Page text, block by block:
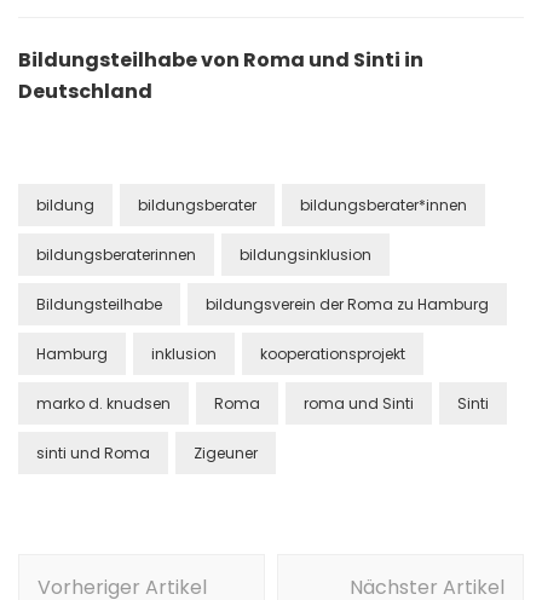
Bildungsteilhabe von Roma und Sinti in
Deutschland
bildung bildungsberater bildungsberater*innen
bildungsberaterinnen bildungsinklusion
Bildungsteilhabe bildungsverein der Roma zu Hamburg
Hamburg inklusion kooperationsprojekt
marko d. knudsen Roma roma und Sinti Sinti
sinti und Roma Zigeuner
Vorheriger Artikel Nächster Artikel